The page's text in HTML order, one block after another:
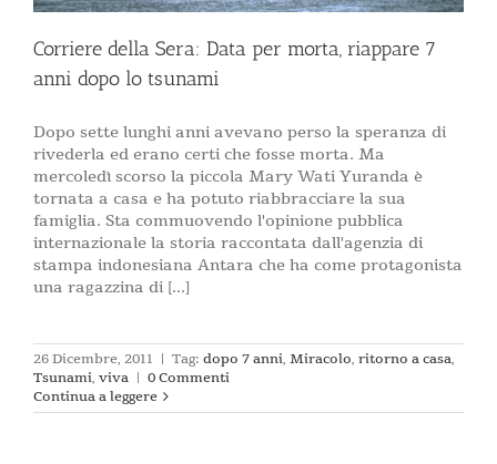
Corriere della Sera: Data per morta, riappare 7
anni dopo lo tsunami
Dopo sette lunghi anni avevano perso la speranza di
rivederla ed erano certi che fosse morta. Ma
mercoledì scorso la piccola Mary Wati Yuranda è
tornata a casa e ha potuto riabbracciare la sua
famiglia. Sta commuovendo l'opinione pubblica
internazionale la storia raccontata dall'agenzia di
stampa indonesiana Antara che ha come protagonista
una ragazzina di [...]
26 Dicembre, 2011 | Tag: dopo 7 anni, Miracolo, ritorno a casa,
Tsunami, viva | 0 Commenti
Continua a leggere